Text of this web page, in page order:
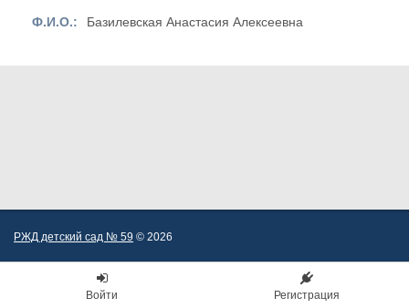
Ф.И.О.: Базилевская Анастасия Алексеевна
РЖД детский сад № 59 © 2026
Войти Регистрация